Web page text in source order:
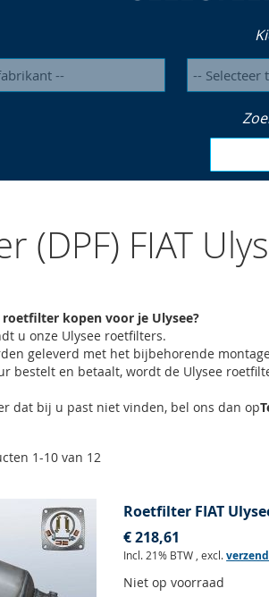
(DPF) FIAT
kopen voor je Ulysee?
u onze Ulysee roetfilters.
geleverd met het bijbehorende
bestelt en betaalt, wordt de Ulysee
dat bij u past niet vinden, bel ons dan op
1-10 van 12
Roetfilter FIAT
€ 218,61
Incl. 21% BTW ,excl.
Niet op voorraad